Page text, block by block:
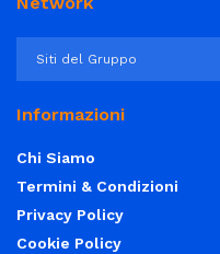
Informazioni
Chi Siamo
Termini & Condizioni
Privacy Policy
Cookie Policy